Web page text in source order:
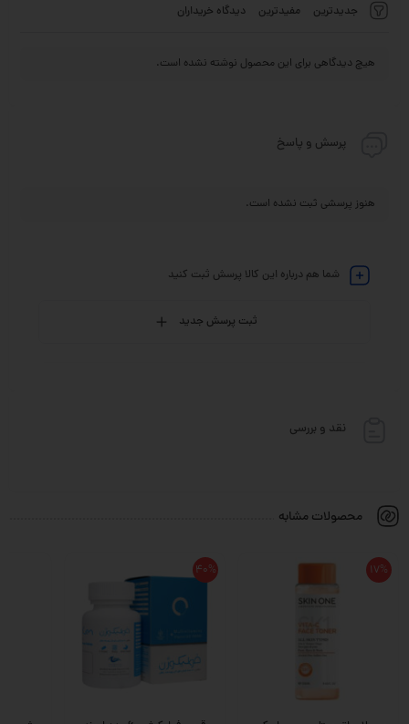
جدیدترین مفیدترین دیدگاه خریداران
هیچ دیدگاهی برای این محصول نوشته نشده است.
پرسش و پاسخ
هنوز پرسشی ثبت نشده است.
شما هم درباره این کالا پرسش ثبت کنید
ثبت پرسش جدید
نقد و بررسی
محصولات مشابه
17%
40%